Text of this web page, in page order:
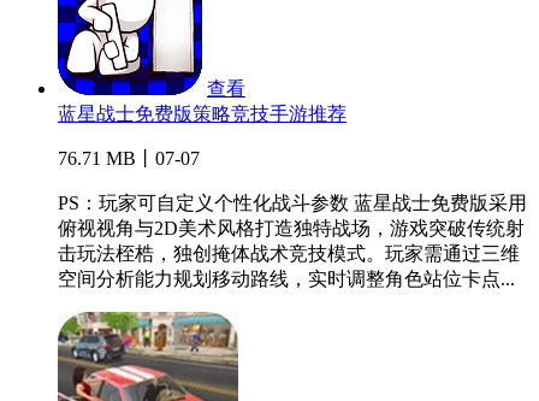
查看
蓝星战士免费版策略竞技手游推荐
76.71 MB丨07-07
PS：玩家可自定义个性化战斗参数 蓝星战士免费版采用
俯视视角与2D美术风格打造独特战场，游戏突破传统射
击玩法桎梏，独创掩体战术竞技模式。玩家需通过三维
空间分析能力规划移动路线，实时调整角色站位卡点...